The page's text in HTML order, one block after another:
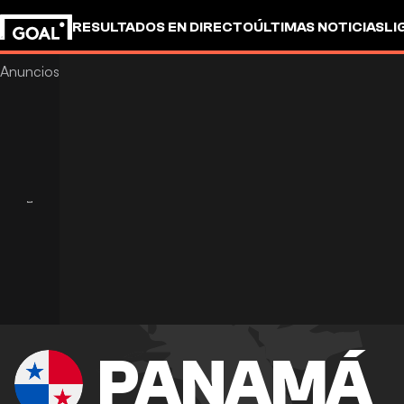
RESULTADOS EN DIRECTOÚLTIMAS NOTICIAS
PANAMÁ